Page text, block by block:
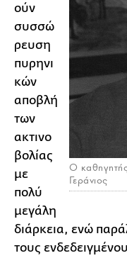
Ο
Γεράνιος
ούν
συσσώ
ρευση
πυρηνι
κών
αποβλή
των
ακτινο
βολίας
με
πολύ
μεγάλη
διάρκεια, ενώ
τους